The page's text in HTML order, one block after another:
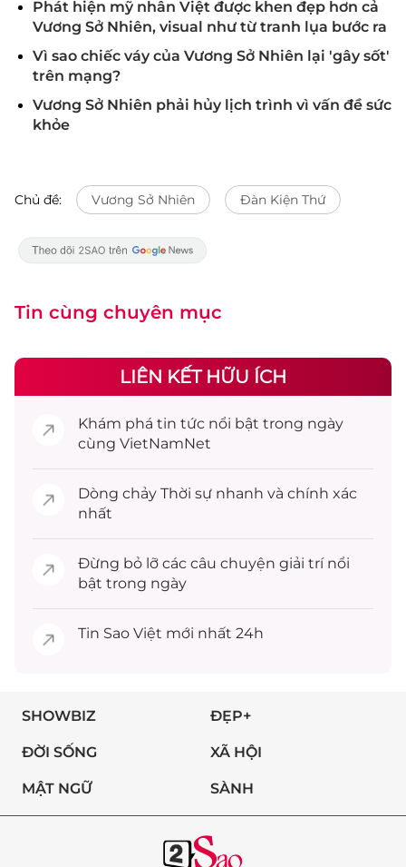
Phát hiện mỹ nhân Việt được khen đẹp hơn cả
Vương Sở Nhiên, visual như từ tranh lụa bước ra
Vì sao chiếc váy của Vương Sở Nhiên lại 'gây sốt'
trên mạng?
Vương Sở Nhiên phải hủy lịch trình vì vấn đề sức
khỏe
Chủ đề: Vương Sở Nhiên Đàn Kiện Thứ
Tin cùng chuyên mục
LIÊN KẾT HỮU ÍCH
Khám phá tin tức nổi bật trong ngày
cùng VietNamNet
Dòng chảy Thời sự nhanh và chính xác
nhất
Đừng bỏ lỡ các câu chuyện giải trínổi
bật trong ngày
Tin Sao Việt mới nhất 24h
SHOWBIZ ĐẸP+
ĐỜI SỐNG XÃ HỘI
MẬT NGỮ SÀNH